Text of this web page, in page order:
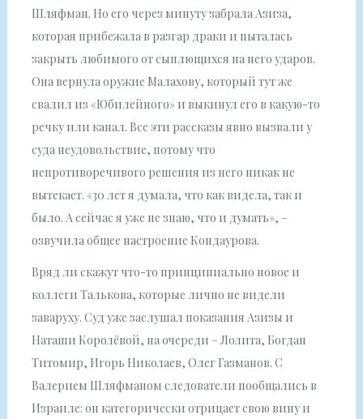
Шляфман. Но его через минуту забрала Азиза,
которая прибежала в разгар драки и пыталась
закрыть любимого от сыплющихся на него ударов.
Она вернула оружие Малахову, который тут же
свалил из «Юбилейного» и выкинул его в какую-то
речку или канал. Все эти рассказы явно вызвали у
суда неудовольствие, потому что
непротиворечивого решения из него никак не
вытекает. «30 лет я думала, что как видела, так и
было. А сейчас я уже не знаю, что и думать», –
озвучила общее настроение Кондаурова.
Вряд ли скажут что-то принципиально новое и
коллеги Талькова, которые лично не видели
заваруху. Суд уже заслушал показания Азизы и
Наташи Королёвой, на очереди – Лолита, Богдан
Титомир, Игорь Николаев, Олег Газманов. С
Валерием Шляфманом следователи пообщались в
Израиле: он категорически отрицает свою вину и